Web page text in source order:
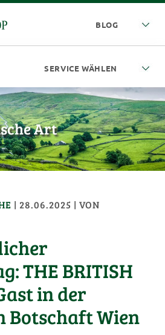
Art
| 28.06.2025 | VON
THE BRITISH
in der
Botschaft Wien